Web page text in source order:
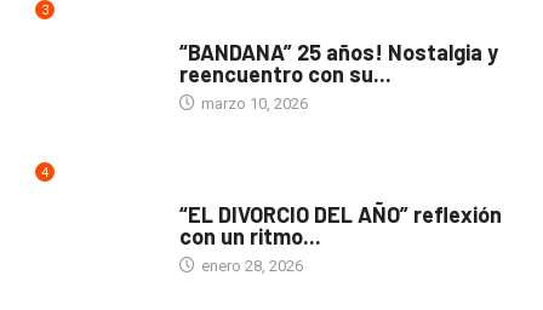
3
“BANDANA” 25 años! Nostalgia y
reencuentro con su...
marzo 10, 2026
4
“EL DIVORCIO DEL AÑO” reflexión
con un ritmo...
enero 28, 2026